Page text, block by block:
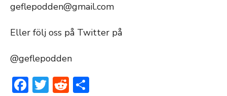
geflepodden@gmail.com
Eller följ oss på Twitter på
@geflepodden
Facebook
Twitter
Reddit